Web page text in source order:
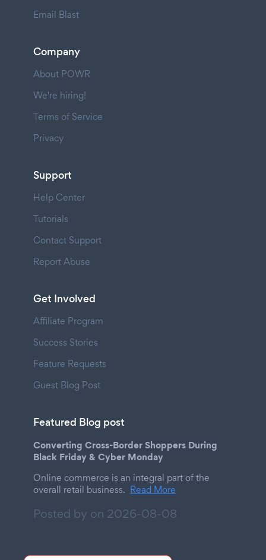
Email Blast
Company
About POWR
We're hiring!
Terms of Service
Privacy
Support
Help Center
Tutorials
Contact Support
Report Abuse
Get Involved
Affiliate Program
Success Stories
Feature Requests
Guest Blog Post
Featured Blog post
Converting Cross-Border Shoppers During
Black Friday & Cyber Monday
Online commerce is an integral part of the
overall retail business. Read More
Posted by on 2026-08-08